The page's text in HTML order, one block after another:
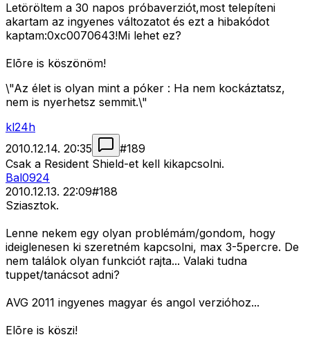
Letöröltem a 30 napos próbaverziót,most telepíteni
akartam az ingyenes változatot és ezt a hibakódot
kaptam:0xc0070643!Mi lehet ez?
Elõre is köszönöm!
\"Az élet is olyan mint a póker : Ha nem kockáztatsz,
nem is nyerhetsz semmit.\"
kl24h
2010.12.14. 20:35
#189
Csak a Resident Shield-et kell kikapcsolni.
Bal0924
2010.12.13. 22:09#188
Sziasztok.
Lenne nekem egy olyan problémám/gondom, hogy
ideiglenesen ki szeretném kapcsolni, max 3-5percre. De
nem találok olyan funkciót rajta... Valaki tudna
tuppet/tanácsot adni?
AVG 2011 ingyenes magyar és angol verzióhoz...
Elõre is köszi!